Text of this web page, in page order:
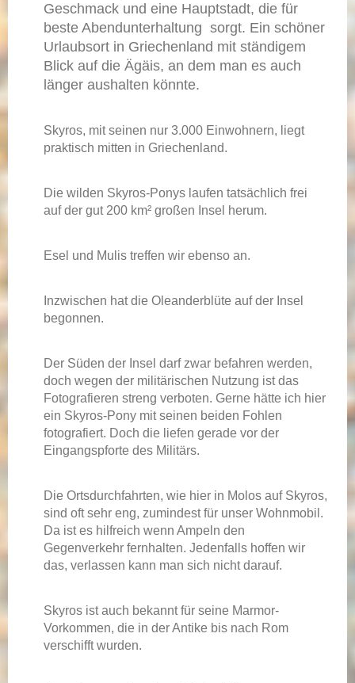
Geschmack und eine Hauptstadt, die für
beste Abendunterhaltung sorgt. Ein schöner
Urlaubsort in Griechenland mit ständigem
Blick auf die Ägäis, an dem man es auch
länger aushalten könnte.
Skyros, mit seinen nur 3.000 Einwohnern, liegt
praktisch mitten in Griechenland.
Die wilden Skyros-Ponys laufen tatsächlich frei
auf der gut 200 km² großen Insel herum.
Esel und Mulis treffen wir ebenso an.
Inzwischen hat die Oleanderblüte auf der Insel
begonnen.
Der Süden der Insel darf zwar befahren werden,
doch wegen der militärischen Nutzung ist das
Fotografieren streng verboten. Gerne hätte ich hier
ein Skyros-Pony mit seinen beiden Fohlen
fotografiert. Doch die liefen gerade vor der
Eingangspforte des Militärs.
Die Ortsdurchfahrten, wie hier in Molos auf Skyros,
sind oft sehr eng, zumindest für unser Wohnmobil.
Da ist es hilfreich wenn Ampeln den
Gegenverkehr fernhalten. Jedenfalls hoffen wir
das, verlassen kann man sich nicht darauf.
Skyros ist auch bekannt für seine Marmor-
Vorkommen, die in der Antike bis nach Rom
verschifft wurden.